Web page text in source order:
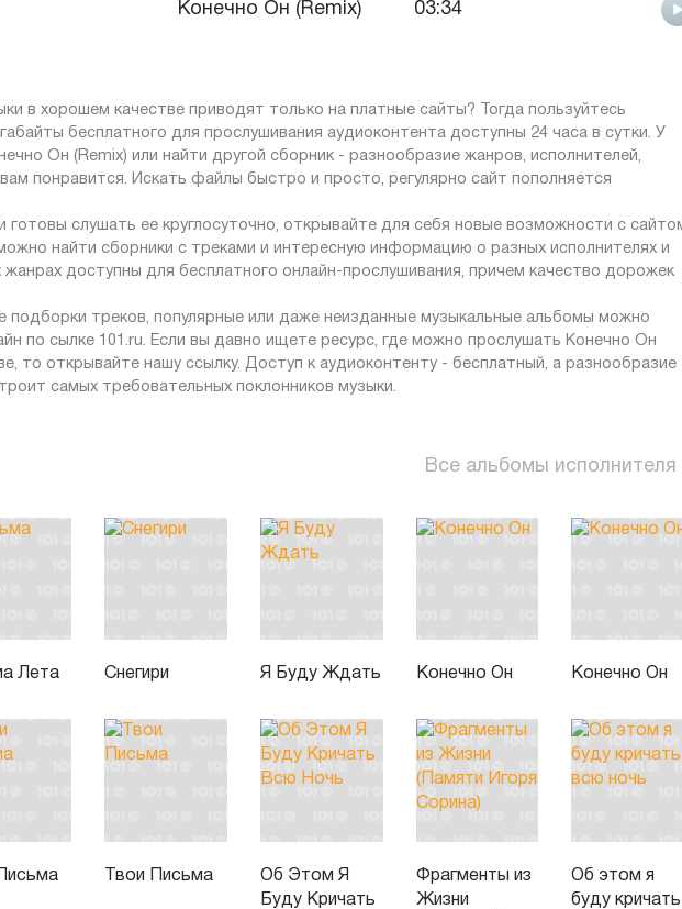
Конечно Он (Remix) 03:34
в хорошем качестве приводят только на платные сайты? Тогда пользуйтесь
бесплатного для прослушивания аудиоконтента доступны 24 часа в сутки. У
Он (Remix) или найти другой сборник - разнообразие жанров, исполнителей,
понравится. Искать файлы быстро и просто, регулярно сайт пополняется
готовы слушать ее круглосуточно, открывайте для себя новые возможности с
найти сборники с треками и интересную информацию о разных исполнителях и
жанрах доступны для бесплатного онлайн-прослушивания, причем качество дорожек
подборки треков, популярные или даже неизданные музыкальные альбомы можно
по сылке 101.ru. Если вы давно ищете ресурс, где можно прослушать Конечно Он
то открывайте нашу ссылку. Доступ к аудиоконтенту - бесплатный, а разнообразие
самых требовательных поклонников музыки.
Все альбомы исполнителя
Лета Снегири Я Буду Ждать Конечно Он Конечно Он
Твои Письма
Об Этом Я
Буду Кричать
Фрагменты из
Жизни
Об этом я
буду кричать